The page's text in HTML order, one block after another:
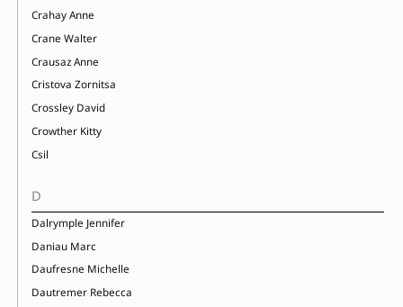
Crahay Anne
Crane Walter
Crausaz Anne
Cristova Zornitsa
Crossley David
Crowther Kitty
Csil
D
Dalrymple Jennifer
Daniau Marc
Daufresne Michelle
Dautremer Rebecca